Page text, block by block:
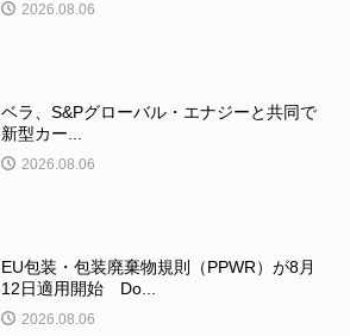
2026.08.06
ベラ、S&Pグローバル・エナジーと共同で
新型カー...
2026.08.06
EU包装・包装廃棄物規則（PPWR）が8月
12日適用開始 Do...
2026.08.06